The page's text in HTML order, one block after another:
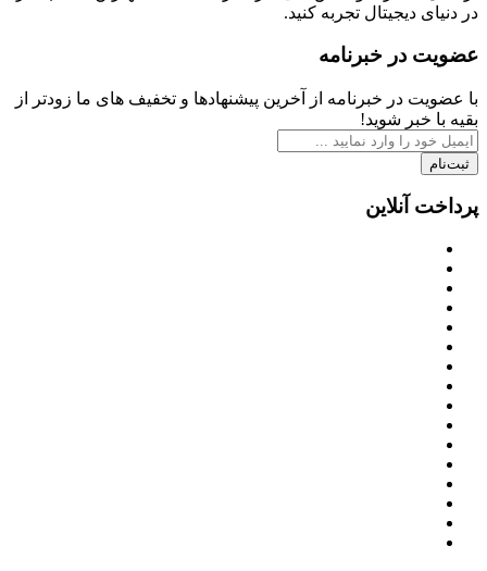
در دنیای دیجیتال تجربه کنید.
عضویت در خبرنامه
با عضویت در خبرنامه از آخرین پیشنهادها و تخفیف های ما زودتر از
بقیه با خبر شوید!
ثبت‌نام
پرداخت آنلاین